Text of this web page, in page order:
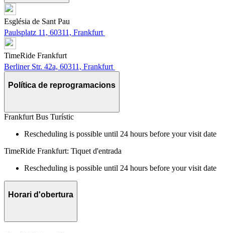
Església de Sant Pau
Paulsplatz 11, 60311, Frankfurt
TimeRide Frankfurt
Berliner Str. 42a, 60311, Frankfurt
Política de reprogramacions
Frankfurt Bus Turístic
Rescheduling is possible until 24 hours before your visit date
TimeRide Frankfurt: Tiquet d'entrada
Rescheduling is possible until 24 hours before your visit date
Horari d'obertura